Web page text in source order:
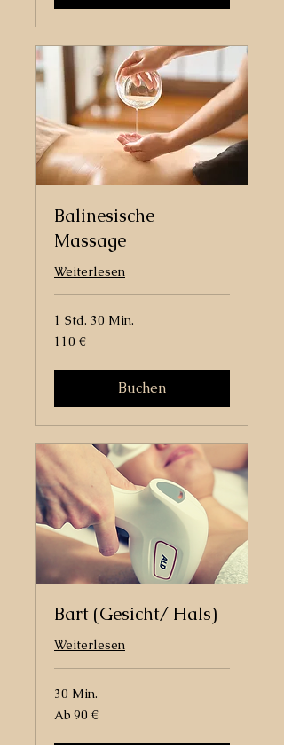
Balinesische
Massage
Weiterlesen
1 Std. 30 Min.
110
Euro
110 €
Buchen
Bart (Gesicht/ Hals)
Weiterlesen
30 Min.
Ab
90
Ab 90 €